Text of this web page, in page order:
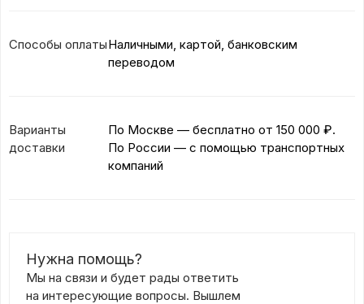
Способы оплатыНаличными, картой, банковским
переводом
Варианты
доставки
По Москве — бесплатно от 150 000 ₽.
По России — с помощью транспортных
компаний
Нужна помощь?
Мы на связи и будет рады ответить
на интересующие вопросы. Вышлем